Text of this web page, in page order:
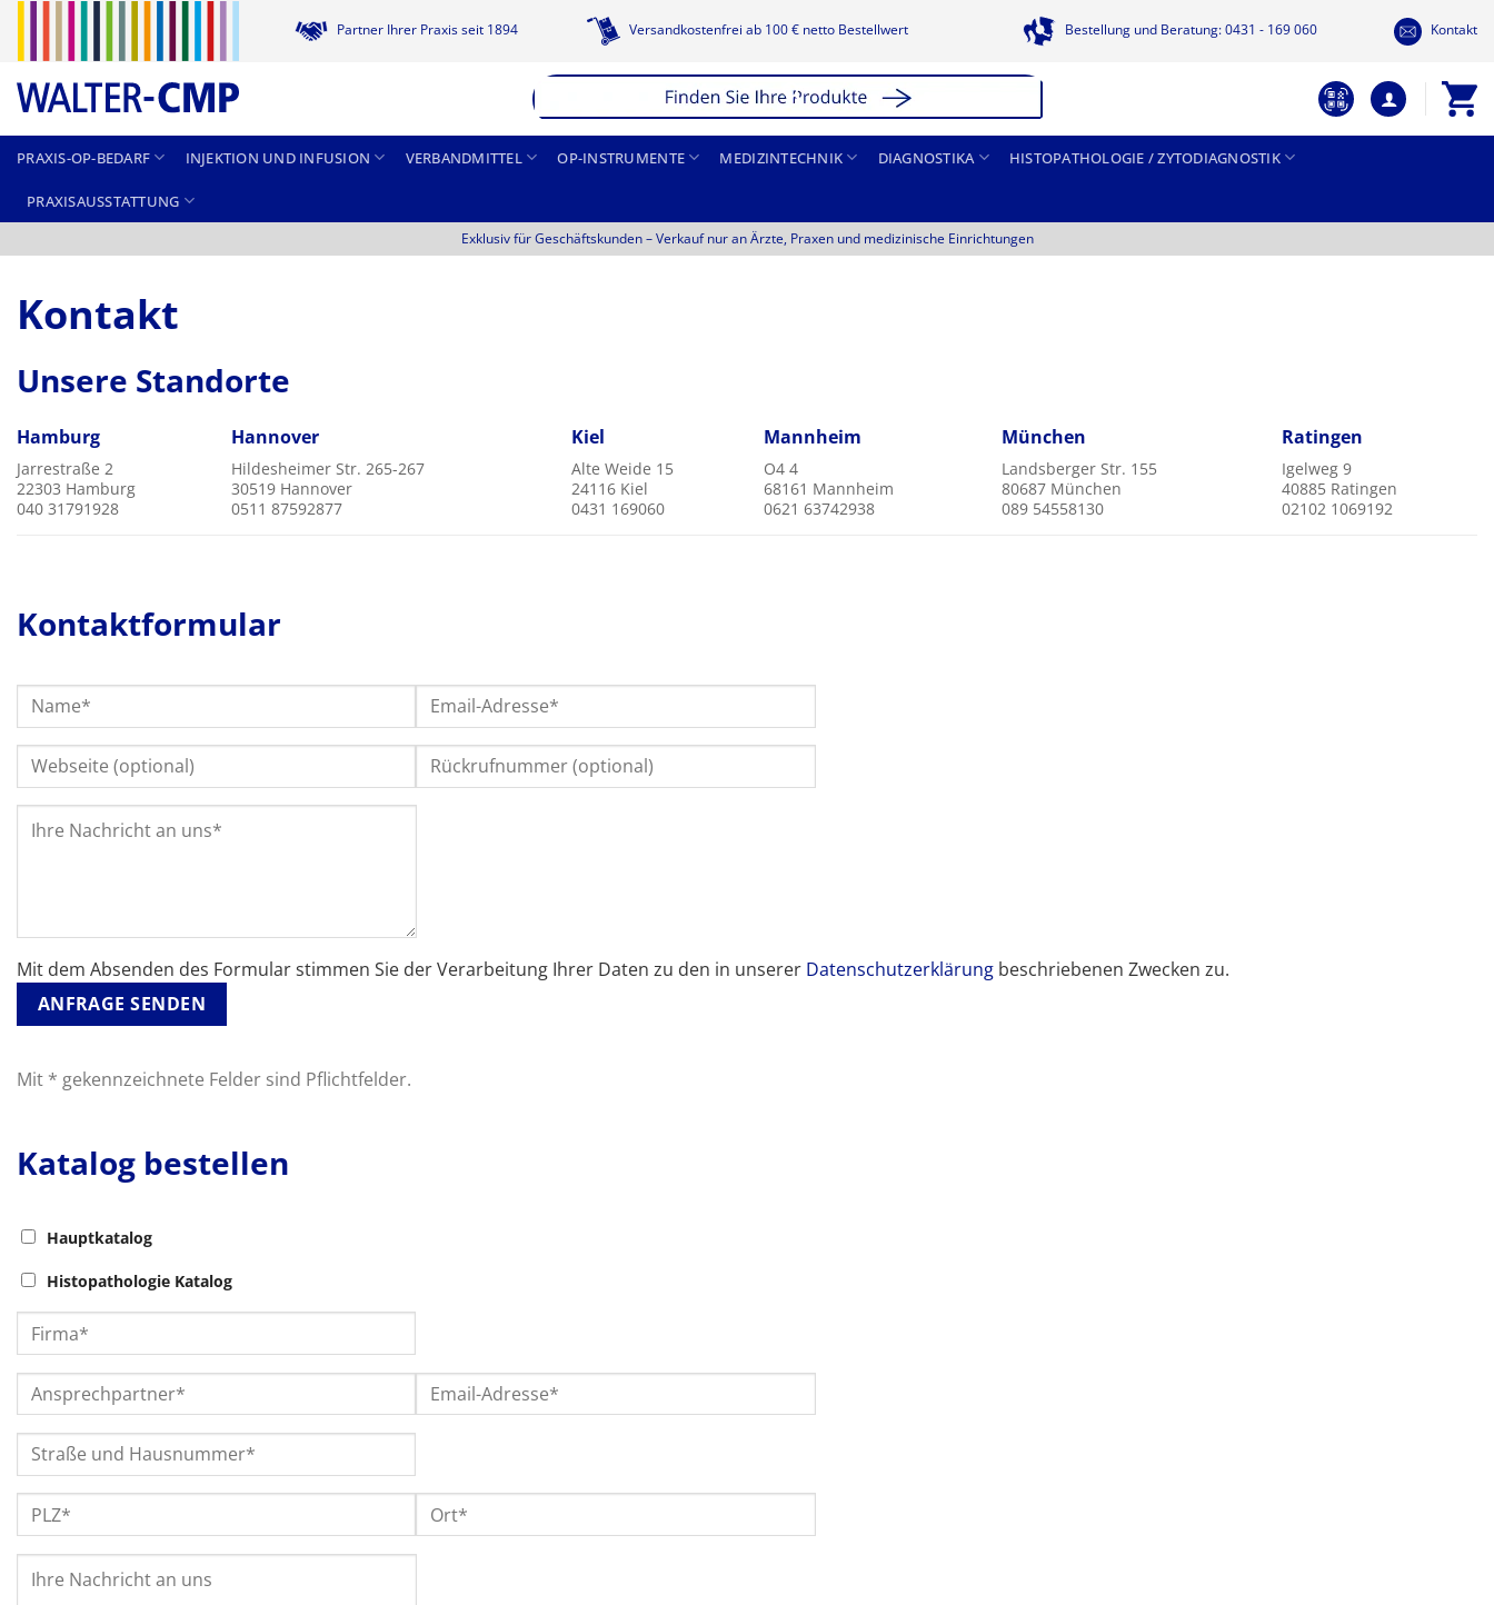
springen
Partner Ihrer Praxis seit 1894 Versandkostenfrei ab 100 € netto Bestellwert Bestellung und Beratung: 0431 - 169 060 Kontakt
PRAXIS-OP-BEDARF INJEKTION UND INFUSION VERBANDMITTEL OP-INSTRUMENTE MEDIZINTECHNIK DIAGNOSTIKA HISTOPATHOLOGIE / ZYTODIAGNOSTIK
PRAXISAUSSTATTUNG
Exklusiv für Geschäftskunden –Verkauf nur an Ärzte, Praxen und medizinische Einrichtungen
Kontakt
Unsere Standorte
Hamburg
Jarrestraße 2
22303 Hamburg
040 31791928
Hannover
Hildesheimer Str. 265-267
30519 Hannover
0511 87592877
Kiel
Alte Weide 15
24116 Kiel
0431 169060
Mannheim
O4 4
68161 Mannheim
0621 63742938
München
Landsberger Str. 155
80687 München
089 54558130
Ratingen
Igelweg 9
40885 Ratingen
02102 1069192
Kontaktformular
Mit dem Absenden des Formular stimmen Sie der Verarbeitung Ihrer Daten zu den in unserer Datenschutzerklärung beschriebenen Zwecken zu.
ANFRAGE SENDEN
Mit * gekennzeichnete Felder sind Pflichtfelder.
Katalog bestellen
Hauptkatalog
Histopathologie Katalog